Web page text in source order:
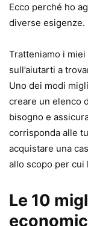
Ecco perché ho
diverse esigenze.
Tratteniamo i
sull’aiutarti a
Uno dei modi
creare un elenco
bisogno e
corrisponda alle
acquistare una
allo scopo per cui
Le 10